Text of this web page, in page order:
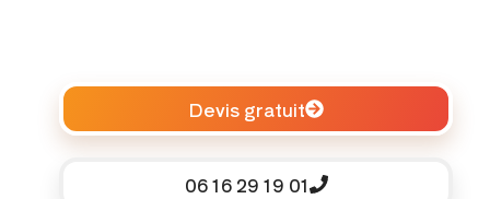
Devis gratuit
06 16 29 19 01